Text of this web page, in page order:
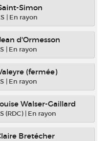
Simon
| En rayon
d'Ormesson
| En rayon
(fermée)
| En rayon
Walser-Gaillard
(RDC) | En rayon
Bretécher